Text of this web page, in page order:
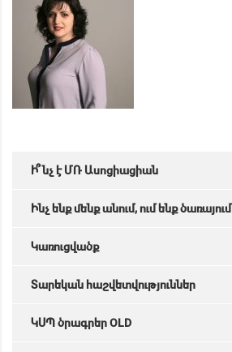
Ի՞նչ է ՄՌ Ասոցիացիան
Ինչ ենք մենք անում, ում ենք ծառայում
Կառուցվածք
Տարեկան հաշվետվություններ
ԿՍՊ ծրագրեր OLD